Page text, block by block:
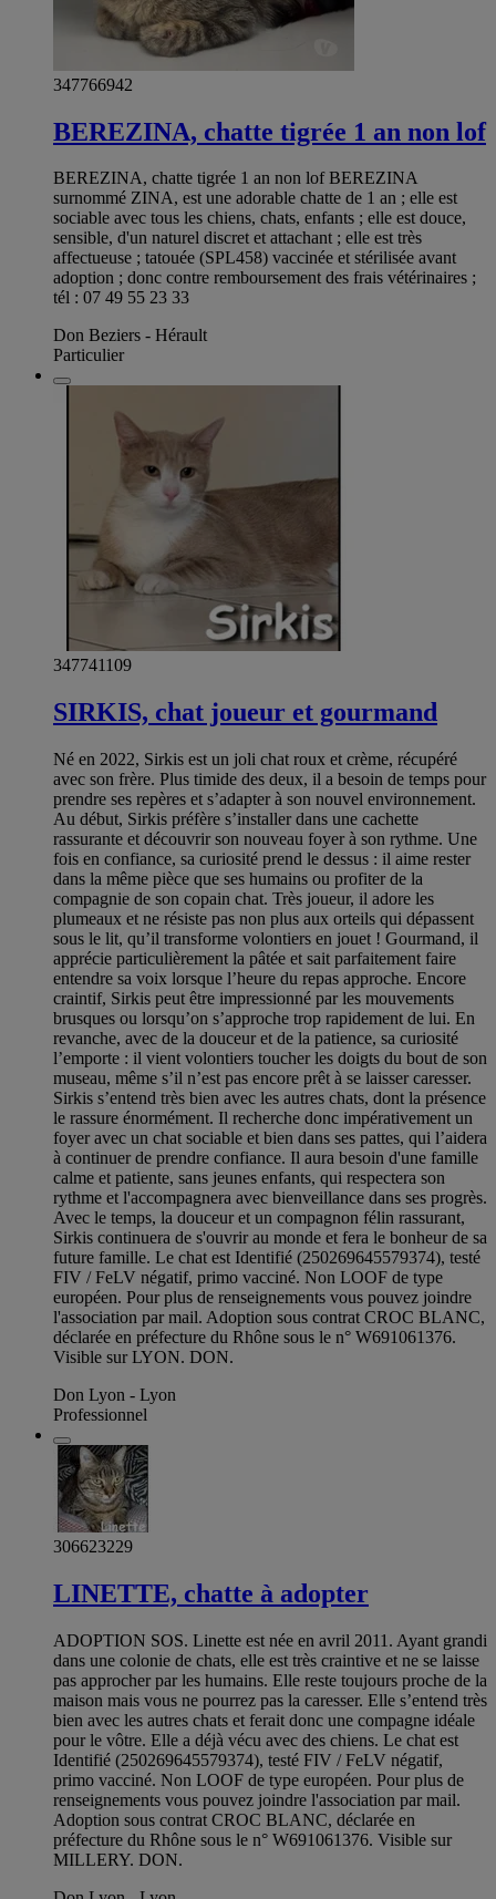
347766942
BEREZINA, chatte tigrée 1 an non lof
BEREZINA, chatte tigrée 1 an non lof BEREZINA
surnommé ZINA, est une adorable chatte de 1 an ; elle est
sociable avec tous les chiens, chats, enfants ; elle est douce,
sensible, d'un naturel discret et attachant ; elle est très
affectueuse ; tatouée (SPL458) vaccinée et stérilisée avant
adoption ; donc contre remboursement des frais vétérinaires ;
tél : 07 49 55 23 33
Don Beziers - Hérault
Particulier
347741109
SIRKIS, chat joueur et gourmand
Né en 2022, Sirkis est un joli chat roux et crème, récupéré
avec son frère. Plus timide des deux, il a besoin de temps pour
prendre ses repères et s’adapter à son nouvel environnement.
Au début, Sirkis préfère s’installer dans une cachette
rassurante et découvrir son nouveau foyer à son rythme. Une
fois en confiance, sa curiosité prend le dessus : il aime rester
dans la même pièce que ses humains ou profiter de la
compagnie de son copain chat. Très joueur, il adore les
plumeaux et ne résiste pas non plus aux orteils qui dépassent
sous le lit, qu’il transforme volontiers en jouet ! Gourmand, il
apprécie particulièrement la pâtée et sait parfaitement faire
entendre sa voix lorsque l’heure du repas approche. Encore
craintif, Sirkis peut être impressionné par les mouvements
brusques ou lorsqu’on s’approche trop rapidement de lui. En
revanche, avec de la douceur et de la patience, sa curiosité
l’emporte : il vient volontiers toucher les doigts du bout de son
museau, même s’il n’est pas encore prêt à se laisser caresser.
Sirkis s’entend très bien avec les autres chats, dont la présence
le rassure énormément. Il recherche donc impérativement un
foyer avec un chat sociable et bien dans ses pattes, qui l’aidera
à continuer de prendre confiance. Il aura besoin d'une famille
calme et patiente, sans jeunes enfants, qui respectera son
rythme et l'accompagnera avec bienveillance dans ses progrès.
Avec le temps, la douceur et un compagnon félin rassurant,
Sirkis continuera de s'ouvrir au monde et fera le bonheur de sa
future famille. Le chat est Identifié (250269645579374), testé
FIV / FeLV négatif, primo vacciné. Non LOOF de type
européen. Pour plus de renseignements vous pouvez joindre
l'association par mail. Adoption sous contrat CROC BLANC,
déclarée en préfecture du Rhône sous le n° W691061376.
Visible sur LYON. DON.
Don Lyon - Lyon
Professionnel
306623229
LINETTE, chatte à adopter
ADOPTION SOS. Linette est née en avril 2011. Ayant grandi
dans une colonie de chats, elle est très craintive et ne se laisse
pas approcher par les humains. Elle reste toujours proche de la
maison mais vous ne pourrez pas la caresser. Elle s’entend très
bien avec les autres chats et ferait donc une compagne idéale
pour le vôtre. Elle a déjà vécu avec des chiens. Le chat est
Identifié (250269645579374), testé FIV / FeLV négatif,
primo vacciné. Non LOOF de type européen. Pour plus de
renseignements vous pouvez joindre l'association par mail.
Adoption sous contrat CROC BLANC, déclarée en
préfecture du Rhône sous le n° W691061376. Visible sur
MILLERY. DON.